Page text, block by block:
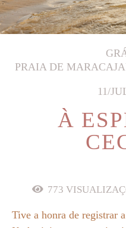
PRAIA DE
11/
À
773
Tive a honra de registrar